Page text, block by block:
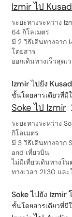
Izmir ไป
ระยะทางระหว่าง
64 กิโลเมตร
มี 2 วิธีเดินทางจาก
โดยสาร
ออกเดินทางเร็วสุด
Izmir ไปยัง
ชั้นโดยสารเดียวที่มี
Soke ไป Izmir
ระยะทางระหว่าง
กิโลเมตร
มี 3 วิธีเดินทางจาก
and เที่ยวบิน
ไม่มีเที่ยวเดินทางใ
ทางเวลา 21:30 แล
Soke ไปยัง Izmir
ชั้นโดยสารเดียวที่มี